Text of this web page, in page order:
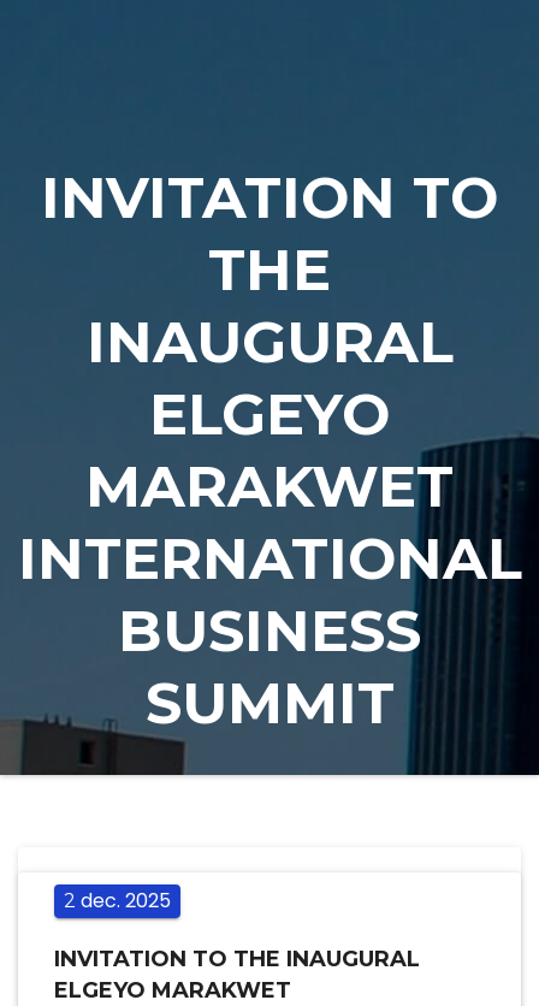
INVITATION TO
THE
INAUGURAL
ELGEYO
MARAKWET
INTERNATIONAL
BUSINESS
SUMMIT
2 dec. 2025
INVITATION TO THE INAUGURAL
ELGEYO MARAKWET